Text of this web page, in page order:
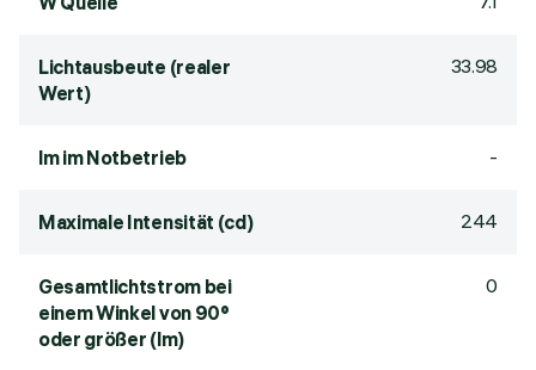
Lichtausbeute (realer
Wert)
33.98
lm im Notbetrieb -
Maximale Intensität (cd) 244
Gesamtlichtstrom bei
einem Winkel von 90°
oder größer (lm)
0